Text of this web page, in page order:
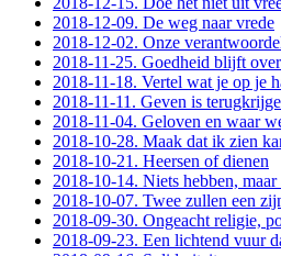
2018-12-09. De weg naar vrede
2018-12-02. Onze
2018-11-25. Goedheid blijft
2018-11-18. Vertel wat je op je
2018-11-11. Geven is
2018-11-04. Geloven en waar
2018-10-28. Maak dat ik zien
2018-10-21. Heersen of dienen
2018-10-14. Niets hebben, maar
2018-10-07. Twee zullen een
2018-09-30. Ongeacht religie,
2018-09-23. Een lichtend vuur